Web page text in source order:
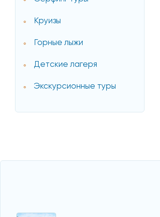
Круизы
Горные лыжи
Детские лагеря
Экскурсионные туры